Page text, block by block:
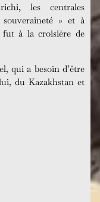
les centrales
» et à
fut à la croisière de
qui a besoin d’être
du Kazakhstan et